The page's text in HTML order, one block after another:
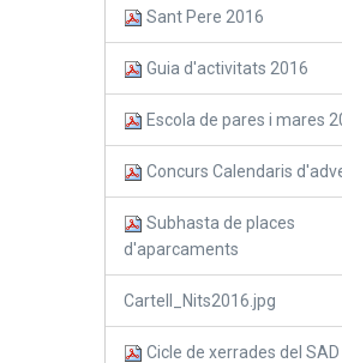
Sant Pere 2016
Guia d'activitats 2016
Escola de pares i mares
Concurs Calendaris
Subhasta de places
d'aparcaments
Cartell_Nits2016.jpg
Cicle de xerrades del